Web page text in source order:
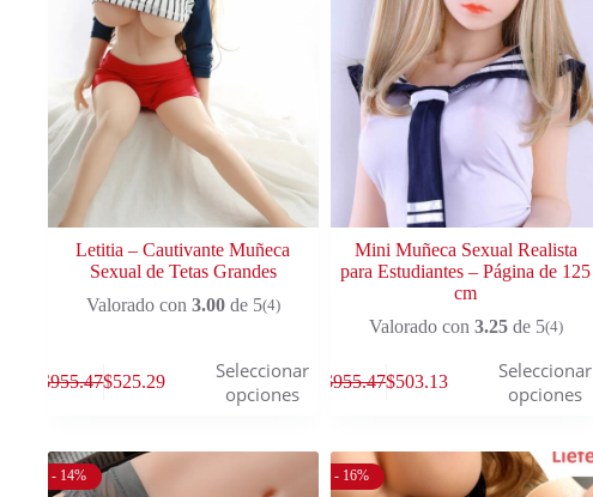
Letitia – Cautivante Muñeca
Sexual de Tetas Grandes
Valorado con 3.00de 5(4)
$955.47$525.29
Seleccionar
opciones
Mini Muñeca Sexual Realista
para Estudiantes – Página de 125
cm
Valorado con 3.25de 5(4)
$955.47$503.13
Seleccionar
opciones
- 14% - 16%